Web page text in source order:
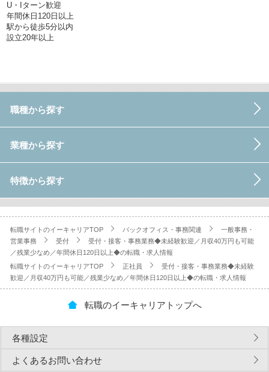
U・Iターン歓迎
年間休日120日以上
駅から徒歩5分以内
設立20年以上
職種から探す
業種から探す
特徴から探す
転職サイトのイーキャリアTOP バックオフィス・事務関連
一般事務・
営業事務
受付
受付・接客・事務業務◆未経験歓迎／月収40万円も可能
／残業少なめ／年間休日120日以上◆の転職・求人情報
転職サイトのイーキャリアTOP
正社員
受付・接客・事務業務◆未経験
歓迎／月収40万円も可能／残業少なめ／年間休日120日以上◆の転職・求人情報
転職のイーキャリアトップへ
各種設定
よくあるお問い合わせ